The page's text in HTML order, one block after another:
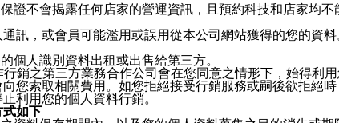
證不會揭露任何店家的營運資訊，且預約科技和店家均
訊，或會員可能濫用或誤用從本公司網站獲得的您的資
個人識別資料出租或出售給第三方。
銷之第三方業務合作公司會在您同意之情形下，始得利
您索取相關費用。如您拒絕接受行銷服務或嗣後欲拒絕
利用您的個人資料行銷。
式如下